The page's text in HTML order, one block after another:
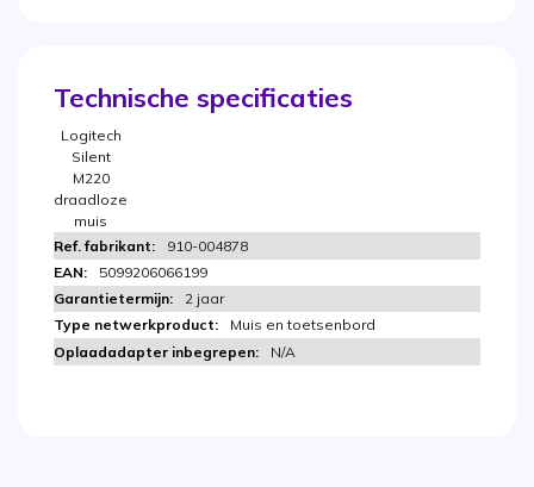
Technische specificaties
Logitech
Silent
M220
draadloze
muis
910-004878
5099206066199
2 jaar
Muis en toetsenbord
N/A